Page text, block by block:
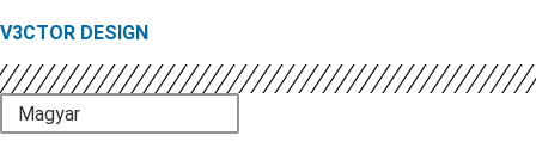
V3CTOR DESIGN
Magyar